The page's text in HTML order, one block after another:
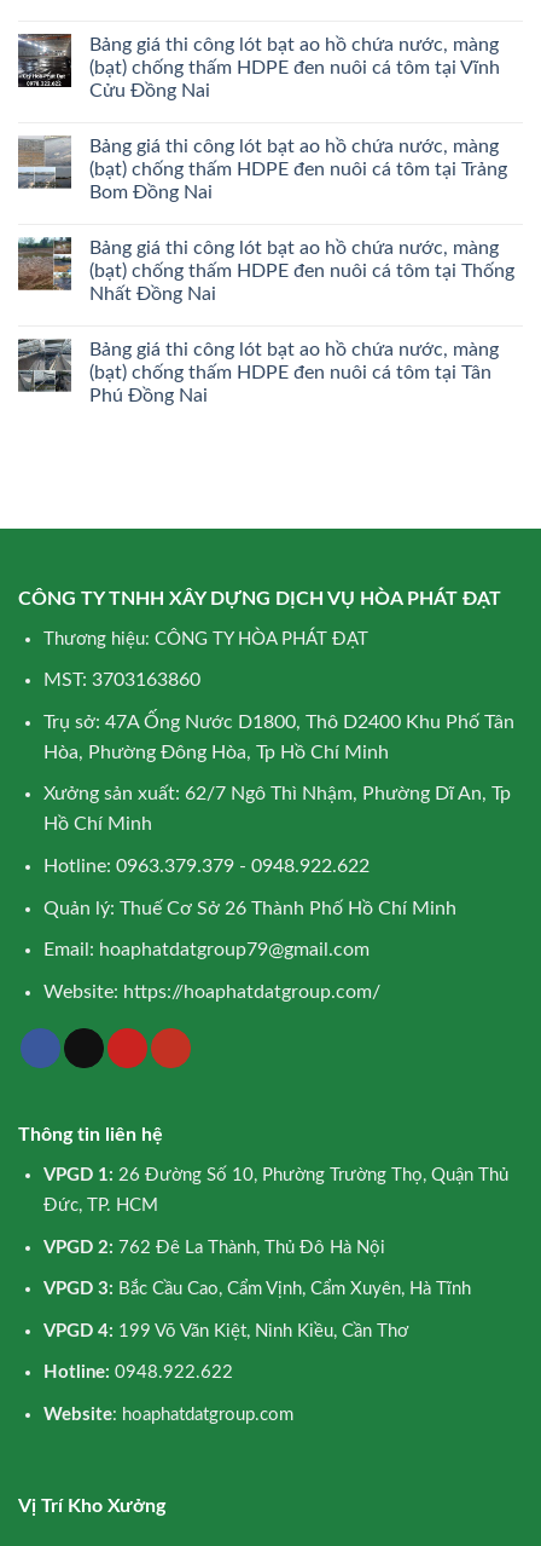
Bảng giá thi công lót bạt ao hồ chứa nước, màng
(bạt) chống thấm HDPE đen nuôi cá tôm tại Vĩnh
Cửu Đồng Nai
Bảng giá thi công lót bạt ao hồ chứa nước, màng
(bạt) chống thấm HDPE đen nuôi cá tôm tại Trảng
Bom Đồng Nai
Bảng giá thi công lót bạt ao hồ chứa nước, màng
(bạt) chống thấm HDPE đen nuôi cá tôm tại Thống
Nhất Đồng Nai
Bảng giá thi công lót bạt ao hồ chứa nước, màng
(bạt) chống thấm HDPE đen nuôi cá tôm tại Tân
Phú Đồng Nai
CÔNG TY TNHH XÂY DỰNG DỊCH VỤ HÒA PHÁT ĐẠT
Thương hiệu: CÔNG TY HÒA PHÁT ĐẠT
MST: 3703163860
Trụ sở: 47A Ống Nước D1800, Thô D2400 Khu Phố Tân
Hòa, Phường Đông Hòa, Tp Hồ Chí Minh
Xưởng sản xuất: 62/7 Ngô Thì Nhậm, Phường Dĩ An, Tp
Hồ Chí Minh
Hotline: 0963.379.379 - 0948.922.622
Quản lý: Thuế Cơ Sở 26 Thành Phố Hồ Chí Minh
Email: hoaphatdatgroup79@gmail.com
Website: https://hoaphatdatgroup.com/
Thông tin liên hệ
VPGD 1: 26 Đường Số 10, Phường Trường Thọ, Quận Thủ
Đức, TP. HCM
VPGD 2: 762 Đê La Thành, Thủ Đô Hà Nội
VPGD 3: Bắc Cầu Cao, Cẩm Vịnh, Cẩm Xuyên, Hà Tĩnh
VPGD 4: 199 Võ Văn Kiệt, Ninh Kiều, Cần Thơ
Hotline: 0948.922.622
Website: hoaphatdatgroup.com
Vị Trí Kho Xưởng